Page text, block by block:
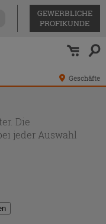
GEWERBLICHE
PROFIKUNDE
Geschäfte
Die
jeder Auswahl